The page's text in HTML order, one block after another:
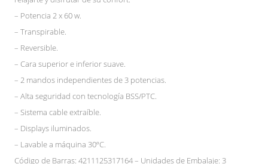
– Potencia 2 x 60 w.
– Transpirable.
– Reversible.
– Cara superior e inferior suave.
– 2 mandos independientes de 3 potencias.
– Alta seguridad con tecnología BSS/PTC.
– Sistema cable extraíble.
– Displays iluminados.
– Lavable a máquina 30ºC.
Código de Barras: 4211125317164 – Unidades de Embalaje: 3